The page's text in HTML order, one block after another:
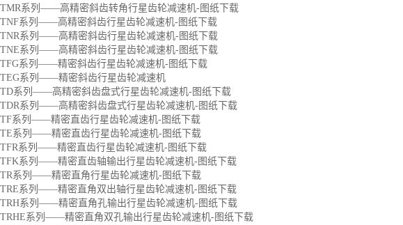
TMR系列——高精密斜齿转角行星齿轮减速机-图纸下载
TNF系列——高精密斜齿行星齿轮减速机-图纸下载
TNR系列——高精密斜齿行星齿轮减速机-图纸下载
TNE系列——高精密斜齿行星齿轮减速机-图纸下载
TFG系列——精密斜齿行星齿轮减速机-图纸下载
TEG系列——精密斜齿行星齿轮减速机
TD系列——高精密斜齿盘式行星齿轮减速机-图纸下载
TDR系列——高精密斜齿盘式行星齿轮减速机-图纸下载
TF系列——精密直齿行星齿轮减速机-图纸下载
TE系列——精密直齿行星齿轮减速机-图纸下载
TFR系列——精密直齿行星齿轮减速机-图纸下载
TFK系列——精密直齿轴输出行星齿轮减速机-图纸下载
TR系列——精密直角行星齿轮减速机-图纸下载
TRE系列——精密直角双出轴行星齿轮减速机-图纸下载
TRH系列——精密直角孔输出行星齿轮减速机-图纸下载
TRHE系列——精密直角双孔输出行星齿轮减速机-图纸下载